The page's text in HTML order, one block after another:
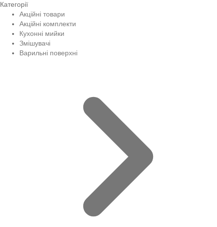
Категорії
Акційні товари
Акційні комплекти
Кухонні мийки
Змішувачі
Варильні поверхні